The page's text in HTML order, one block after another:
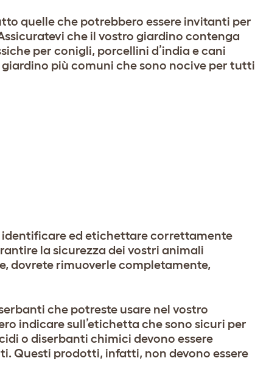
quelle che potrebbero essere invitanti per
che il vostro giardino contenga
per conigli, porcellini d’india e cani
più comuni che sono nocive per tutti
identificare ed etichettare correttamente
la sicurezza dei vostri animali
dovrete rimuoverle completamente,
che potreste usare nel vostro
indicare sull’etichetta che sono sicuri per
o diserbanti chimici devono essere
Questi prodotti, infatti, non devono essere